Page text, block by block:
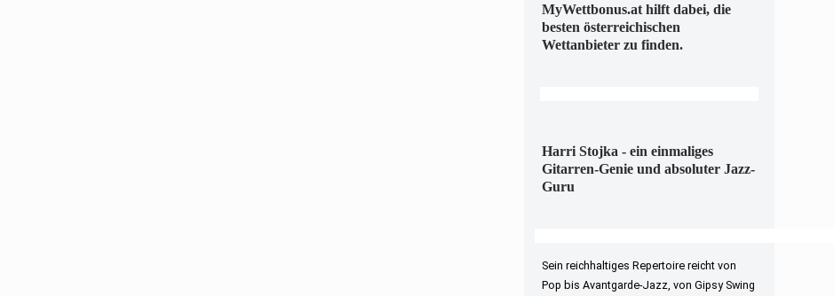
MyWettbonus.at hilft dabei, die
besten österreichischen
Wettanbieter zu finden.
Harri Stojka - ein einmaliges
Gitarren-Genie und absoluter Jazz-
Guru
Sein reichhaltiges Repertoire reicht von
Pop bis Avantgarde-Jazz, von Gipsy Swing